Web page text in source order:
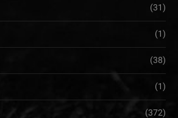
(31)
(1)
(38)
(1)
(372)